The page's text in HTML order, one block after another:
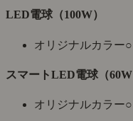
LED電球（100W）
オリジナルカラー○
スマートLED電球（60W
オリジナルカラー○